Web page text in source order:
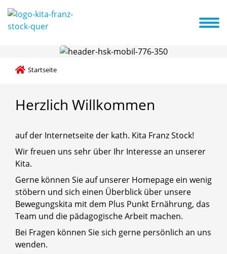
Veranstaltungen A-Z Liste
Startseite
Herzlich Willkommen
auf der Internetseite der kath. Kita Franz Stock!
Wir freuen uns sehr über Ihr Interesse an unserer
Kita.
Gerne können Sie auf unserer Homepage ein wenig
stöbern und sich einen Überblick über unsere
Bewegungskita mit dem Plus Punkt Ernährung, das
Team und die pädagogische Arbeit machen.
Bei Fragen können Sie sich gerne persönlich an uns
wenden.